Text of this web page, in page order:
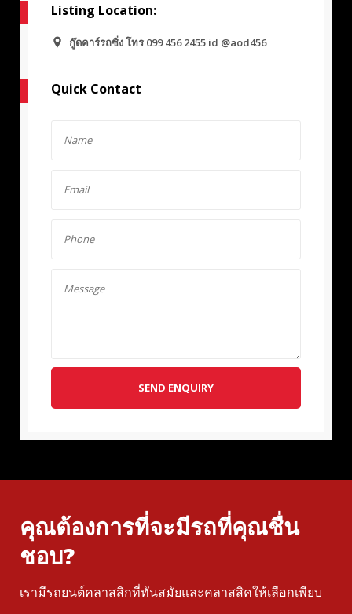
Listing Location:
กู๊ดคาร์รถซิ่ง โทร 099 456 2455 id @aod456
Quick Contact
SEND ENQUIRY
คุณต้องการที่จะมีรถที่คุณชื่น
ชอบ?
เรามีรถยนต์คลาสสิกที่ทันสมัยและคลาสสิคให้เลือกเพียบ